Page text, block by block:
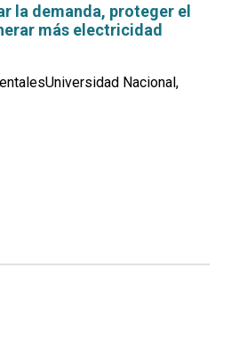
la demanda, proteger el
más electricidad
Nacional,